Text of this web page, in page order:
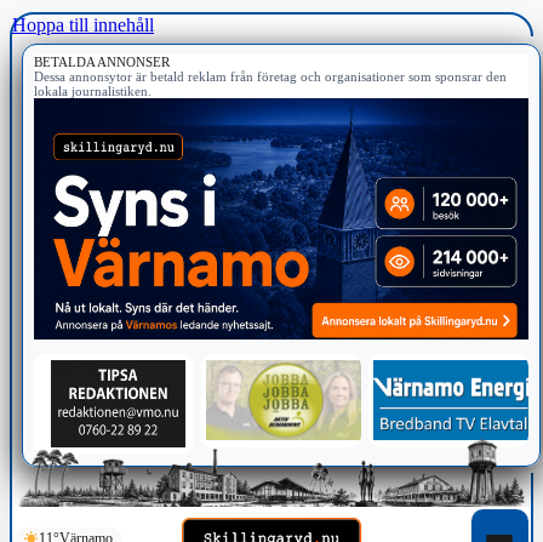
Hoppa till innehåll
BETALDA ANNONSER
Dessa annonsytor är betald reklam från företag och organisationer som sponsrar den
lokala journalistiken.
11°Värnamo